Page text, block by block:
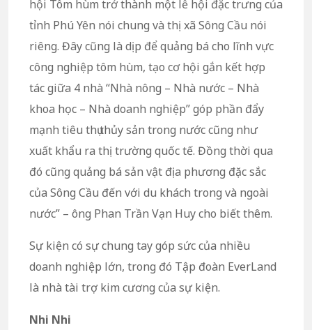
hội Tôm hùm trở thành một lễ hội đặc trưng của
tỉnh Phú Yên nói chung và thị xã Sông Cầu nói
riêng. Đây cũng là dịp để quảng bá cho lĩnh vực
công nghiệp tôm hùm, tạo cơ hội gắn kết hợp
tác giữa 4 nhà “Nhà nông – Nhà nước – Nhà
khoa học – Nhà doanh nghiệp” góp phần đẩy
mạnh tiêu thụ thủy sản trong nước cũng như
xuất khẩu ra thị trường quốc tế. Đồng thời qua
đó cũng quảng bá sản vật địa phương đặc sắc
của Sông Cầu đến với du khách trong và ngoài
nước” – ông Phan Trần Vạn Huy cho biết thêm.
Sự kiện có sự chung tay góp sức của nhiều
doanh nghiệp lớn, trong đó Tập đoàn EverLand
là nhà tài trợ kim cương của sự kiện.
Nhi Nhi